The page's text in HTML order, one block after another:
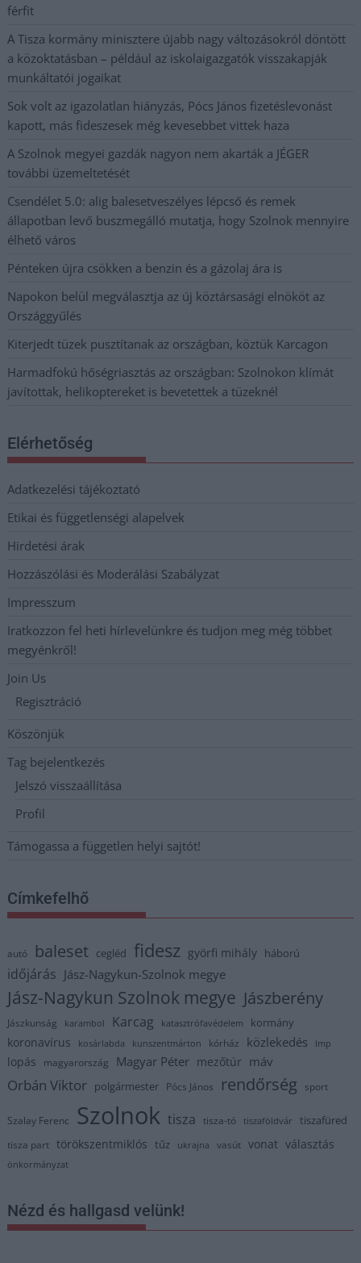
férfit
A Tisza kormány minisztere újabb nagy változásokról döntött
a közoktatásban – például az iskolaigazgatók visszakapják
munkáltatói jogaikat
Sok volt az igazolatlan hiányzás, Pócs János fizetéslevonást
kapott, más fideszesek még kevesebbet vittek haza
A Szolnok megyei gazdák nagyon nem akarták a JÉGER
további üzemeltetését
Csendélet 5.0: alig balesetveszélyes lépcső és remek
állapotban levő buszmegálló mutatja, hogy Szolnok mennyire
élhető város
Pénteken újra csökken a benzin és a gázolaj ára is
Napokon belül megválasztja az új köztársasági elnököt az
Országgyűlés
Kiterjedt tüzek pusztítanak az országban, köztük Karcagon
Harmadfokú hőségriasztás az országban: Szolnokon klímát
javítottak, helikoptereket is bevetettek a tüzeknél
Elérhetőség
Adatkezelési tájékoztató
Etikai és függetlenségi alapelvek
Hirdetési árak
Hozzászólási és Moderálási Szabályzat
Impresszum
Iratkozzon fel heti hírlevelünkre és tudjon meg még többet
megyénkről!
Join Us
Regisztráció
Köszönjük
Tag bejelentkezés
Jelszó visszaállítása
Profil
Támogassa a független helyi sajtót!
Címkefelhő
autó baleset cegléd fidesz györfi mihály háború
időjárás Jász-Nagykun-Szolnok megye
Jász-Nagykun Szolnok megye Jászberény
Jászkunság karambol Karcag katasztrófavédelem kormány
koronavírus kosárlabda kunszentmárton kórház közlekedés lmp
lopás magyarország Magyar Péter mezőtúr máv
Orbán Viktor polgármester Pócs János rendőrség sport
Szalay Ferenc Szolnok tisza tisza-tó tiszaföldvár tiszafüred
tisza part törökszentmiklós tűz ukrajna vasút vonat választás
önkormányzat
Nézd és hallgasd velünk!